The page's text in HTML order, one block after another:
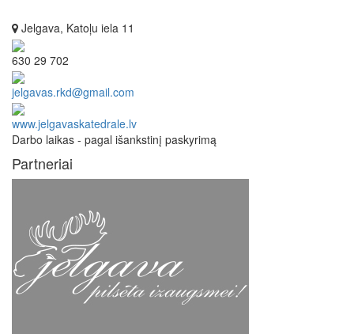
Jelgava, Katoļu iela 11
630 29 702
jelgavas.rkd@gmail.com
www.jelgavaskatedrale.lv
Darbo laikas - pagal išankstinį paskyrimą
Partneriai